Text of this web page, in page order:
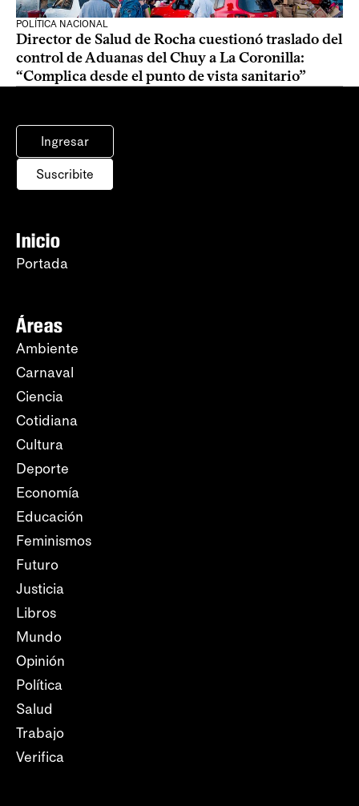
POLÍTICA NACIONAL
Director de Salud de Rocha cuestionó traslado del
control de Aduanas del Chuy a La Coronilla:
“Complica desde el punto de vista sanitario”
Ingresar
Suscribite
Inicio
Portada
Áreas
Ambiente
Carnaval
Ciencia
Cotidiana
Cultura
Deporte
Economía
Educación
Feminismos
Futuro
Justicia
Libros
Mundo
Opinión
Política
Salud
Trabajo
Verifica